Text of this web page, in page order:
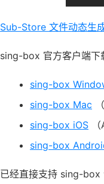
Sub-Store 文件动态生
sing-box 官方客户端下
sing-box
sing-box Mac
sing-box iOS
sing-box
已经直接支持 sing-box